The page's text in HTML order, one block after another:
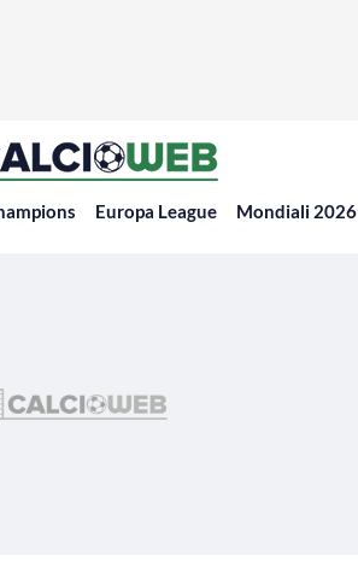
Europa League Mondiali 2026